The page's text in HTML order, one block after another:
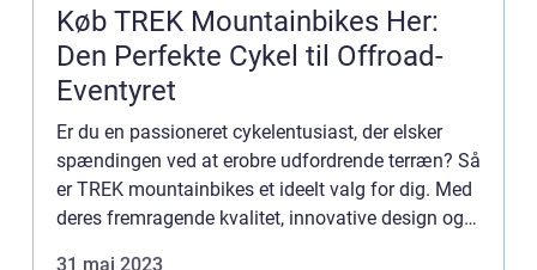
Køb TREK Mountainbikes Her:
Den Perfekte Cykel til Offroad-
Eventyret
Er du en passioneret cykelentusiast, der elsker
spændingen ved at erobre udfordrende terræn? Så
er TREK mountainbikes et ideelt valg for dig. Med
deres fremragende kvalitet, innovative design og
31 maj 2023